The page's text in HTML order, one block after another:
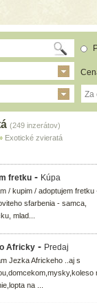
Za
(249 inzerátov)
Exotické zvieratá
fretku - Kúpa
/ kupim / adoptujem fretku
sfarbenia - samca,
mlad...
Africky - Predaj
Jezka Africkeho ..aj s
na ...